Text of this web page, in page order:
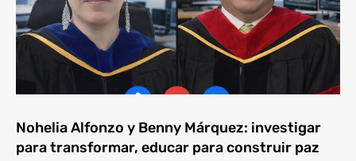
Nohelia Alfonzo y Benny Márquez: investigar
para transformar, educar para construir paz